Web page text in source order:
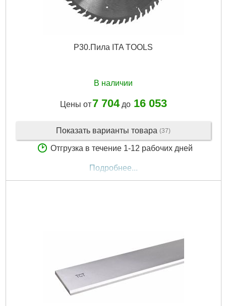
P30.Пила ITA TOOLS
В наличии
Цены от 7 704до 16 053
Показать варианты товара (37)
Отгрузка в течение 1-12 рабочих дней
Подробнее...